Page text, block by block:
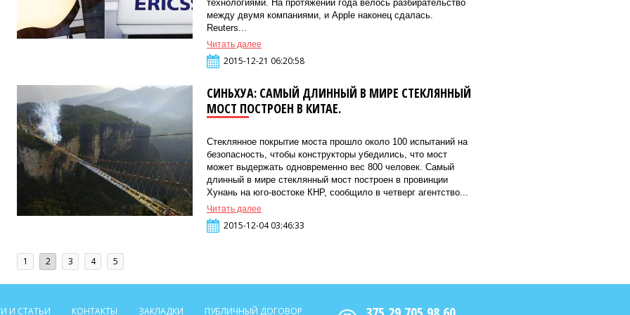
технологиями. На протяжении года велось разбирательство
между двумя компаниями, и Apple наконец сдалась.
Reuters...
Читать далее
2015-12-21 06:20:58
СИНЬХУА: САМЫЙ ДЛИННЫЙ В МИРЕ СТЕКЛЯННЫЙ
МОСТ ПОСТРОЕН В КИТАЕ.
Стеклянное покрытие моста прошло около 100 испытаний на
безопасность, чтобы конструкторы убедились, что мост
может выдержать одновременно вес 800 человек. Самый
длинный в мире стеклянный мост построен в провинции
Хунань на юго-востоке КНР, сообщило в четверг агентство...
Читать далее
2015-12-04 03:46:33
1 2 3 4 5
И СТАТЬИ КОНТАКТЫ ЗАКЛАДКИ ПУБЛИЧНЫЙ ДОГОВОР